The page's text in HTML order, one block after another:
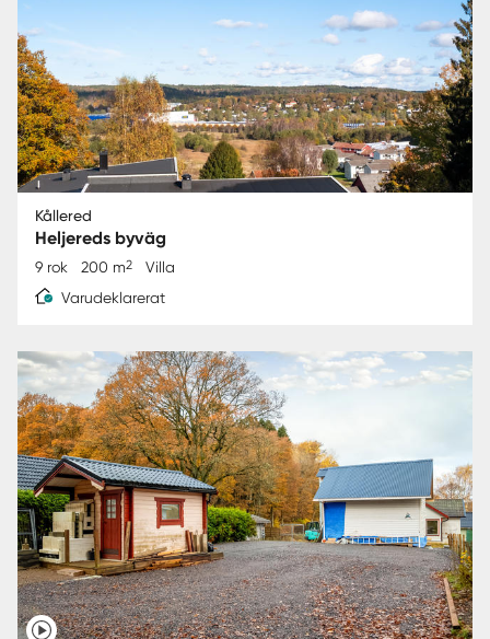
Kållered
Heljereds byväg
9 rok 200 m2
Villa
Varudeklarerat